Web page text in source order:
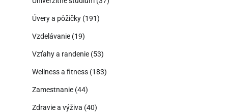
Úvery a pôžičky (191)
Vzdelávanie (19)
Vzťahy a randenie (53)
Wellness a fitness (183)
Zamestnanie (44)
Zdravie a výživa (40)